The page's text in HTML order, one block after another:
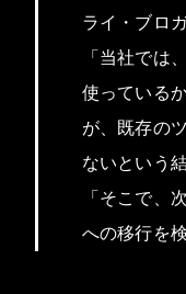
ライ・ブロ
「当社では
使っている
が、既存の
ないという
「そこで、
への移行を